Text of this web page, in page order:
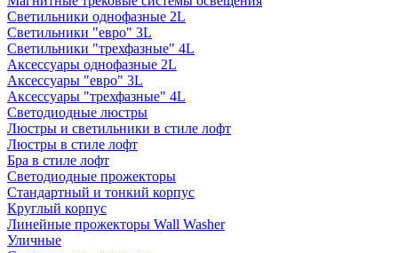
Светильники однофазные 2L
Светильники "евро" 3L
Светильники "трехфазные" 4L
Аксессуары однофазные 2L
Аксессуары "евро" 3L
Аксессуары "трехфазные" 4L
Светодиодные люстры
Люстры и светильники в стиле лофт
Люстры в стиле лофт
Бра в стиле лофт
Светодиодные прожекторы
Стандартный и тонкий корпус
Круглый корпус
Линейные прожекторы Wall Washer
Уличные